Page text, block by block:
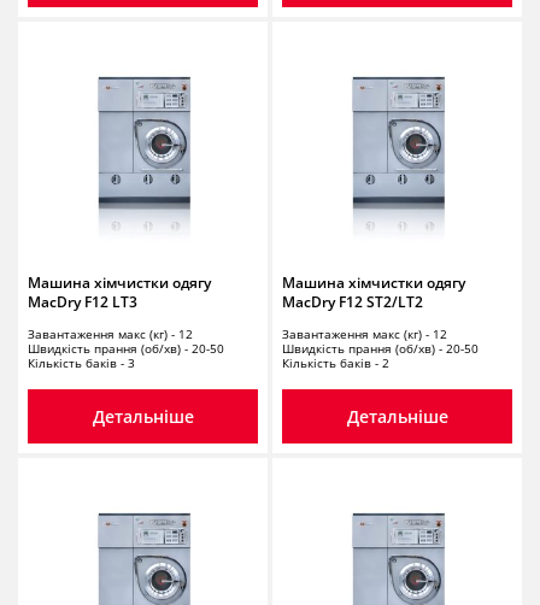
Машина хімчистки одягу
MacDry F12 LT3
Завантаження макс (кг) - 12
Швидкість прання (об/хв) - 20-50
Кількість баків - 3
Детальніше
Машина хімчистки одягу
MacDry F12 ST2/LT2
Завантаження макс (кг) - 12
Швидкість прання (об/хв) - 20-50
Кількість баків - 2
Детальніше